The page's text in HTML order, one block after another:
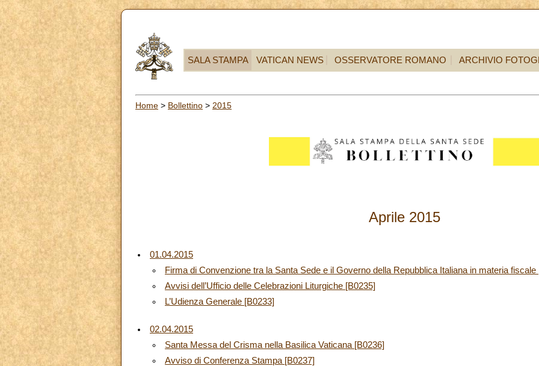
SALA STAMPA VATICAN NEWS OSSERVATORE ROMANO ARCHIVIO
Home > Bollettino > 2015
Aprile 2015
01.04.2015
Firma di Convenzione tra la Santa Sede e il Governo della Repubblica Italiana in materia fiscale
Avvisi dell’Ufficio delle Celebrazioni Liturgiche [B0235]
L’Udienza Generale [B0233]
02.04.2015
Santa Messa del Crisma nella Basilica Vaticana [B0236]
Avviso di Conferenza Stampa [B0237]